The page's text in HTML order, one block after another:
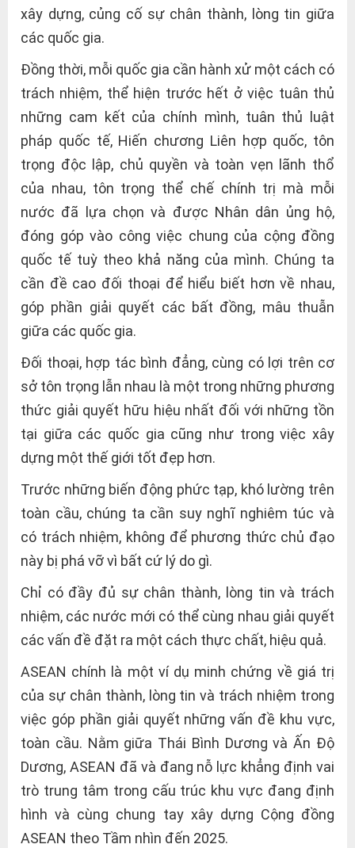
xây dựng, củng cố sự chân thành, lòng tin giữa
các quốc gia.
Đồng thời, mỗi quốc gia cần hành xử một cách có
trách nhiệm, thể hiện trước hết ở việc tuân thủ
những cam kết của chính mình, tuân thủ luật
pháp quốc tế, Hiến chương Liên hợp quốc, tôn
trọng độc lập, chủ quyền và toàn vẹn lãnh thổ
của nhau, tôn trọng thể chế chính trị mà mỗi
nước đã lựa chọn và được Nhân dân ủng hộ,
đóng góp vào công việc chung của cộng đồng
quốc tế tuỳ theo khả năng của mình. Chúng ta
cần đề cao đối thoại để hiểu biết hơn về nhau,
góp phần giải quyết các bất đồng, mâu thuẫn
giữa các quốc gia.
Đối thoại, hợp tác bình đẳng, cùng có lợi trên cơ
sở tôn trọng lẫn nhau là một trong những phương
thức giải quyết hữu hiệu nhất đối với những tồn
tại giữa các quốc gia cũng như trong việc xây
dựng một thế giới tốt đẹp hơn.
Trước những biến động phức tạp, khó lường trên
toàn cầu, chúng ta cần suy nghĩ nghiêm túc và
có trách nhiệm, không để phương thức chủ đạo
này bị phá vỡ vì bất cứ lý do gì.
Chỉ có đầy đủ sự chân thành, lòng tin và trách
nhiệm, các nước mới có thể cùng nhau giải quyết
các vấn đề đặt ra một cách thực chất, hiệu quả.
ASEAN chính là một ví dụ minh chứng về giá trị
của sự chân thành, lòng tin và trách nhiệm trong
việc góp phần giải quyết những vấn đề khu vực,
toàn cầu. Nằm giữa Thái Bình Dương và Ấn Độ
Dương, ASEAN đã và đang nỗ lực khẳng định vai
trò trung tâm trong cấu trúc khu vực đang định
hình và cùng chung tay xây dựng Cộng đồng
ASEAN theo Tầm nhìn đến 2025.